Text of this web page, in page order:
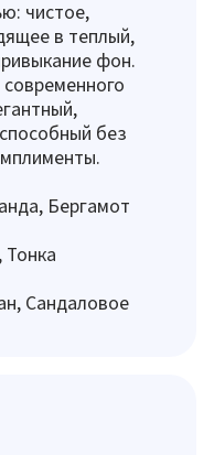
чистое,
в теплый,
фон.
без
Бергамот
Сандаловое